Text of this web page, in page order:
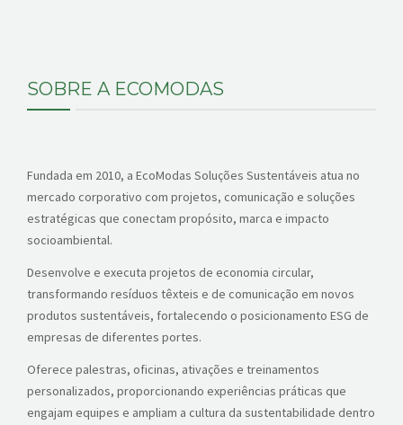
SOBRE A ECOMODAS
Fundada em 2010, a EcoModas Soluções Sustentáveis atua no
mercado corporativo com projetos, comunicação e soluções
estratégicas que conectam propósito, marca e impacto
socioambiental.
Desenvolve e executa projetos de economia circular,
transformando resíduos têxteis e de comunicação em novos
produtos sustentáveis, fortalecendo o posicionamento ESG de
empresas de diferentes portes.
Oferece palestras, oficinas, ativações e treinamentos
personalizados, proporcionando experiências práticas que
engajam equipes e ampliam a cultura da sustentabilidade dentro